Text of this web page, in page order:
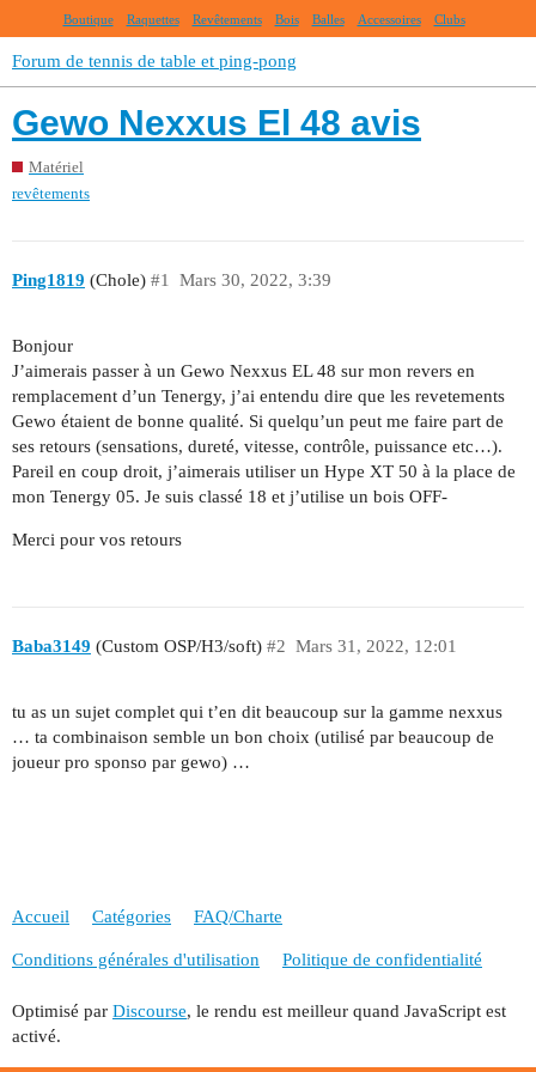
Boutique Raquettes Revêtements Bois Balles Accessoires Clubs
Forum de tennis de table et ping-pong
Gewo Nexxus El 48 avis
Matériel
revêtements
Ping1819 (Chole) Mars 30, 2022, 3:39
#1
Bonjour
J’aimerais passer à un Gewo Nexxus EL 48 sur mon revers en
remplacement d’un Tenergy, j’ai entendu dire que les revetements
Gewo étaient de bonne qualité. Si quelqu’un peut me faire part de
ses retours (sensations, dureté, vitesse, contrôle, puissance etc…).
Pareil en coup droit, j’aimerais utiliser un Hype XT 50 à la place de
mon Tenergy 05. Je suis classé 18 et j’utilise un bois OFF-
Merci pour vos retours
Baba3149 (Custom OSP/H3/soft) Mars 31, 2022, 12:01
#2
tu as un sujet complet qui t’en dit beaucoup sur la gamme nexxus
… ta combinaison semble un bon choix (utilisé par beaucoup de
joueur pro sponso par gewo) …
Accueil Catégories FAQ/Charte
Conditions générales d'utilisation Politique de confidentialité
Optimisé par Discourse, le rendu est meilleur quand JavaScript est
activé.